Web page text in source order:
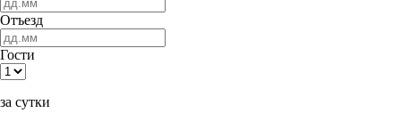
Отъезд
Гости
за сутки